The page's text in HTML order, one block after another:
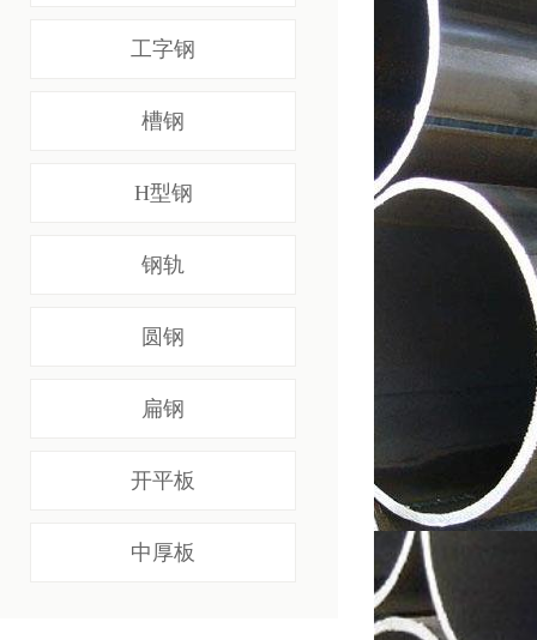
工字钢
槽钢
H型钢
钢轨
圆钢
扁钢
开平板
中厚板
微信里点“发现”，扫一下
二维码便可将本文分享至朋友圈。
详情